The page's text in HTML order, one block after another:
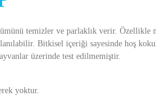
temizler ve parlaklık verir. Özellikle
Bitkisel içeriği sayesinde hoş
üzerinde test edilmemiştir.
yoktur.